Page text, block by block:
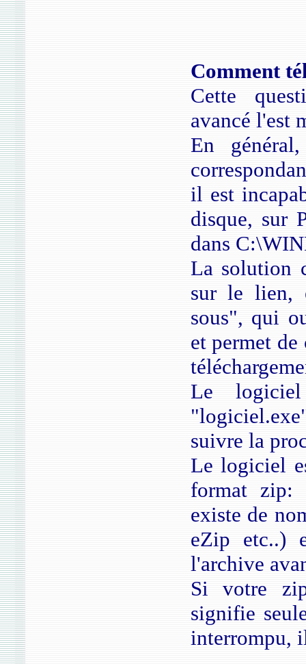
Comment
Cette
avancé l'est
En
il est
disque, sur
dans
La solution
sur le lien,
sous", qui
et permet
Le
suivre la
Le logiciel
format
existe de
eZip etc..)
l'archive
Si votre
signifie
interrompu,